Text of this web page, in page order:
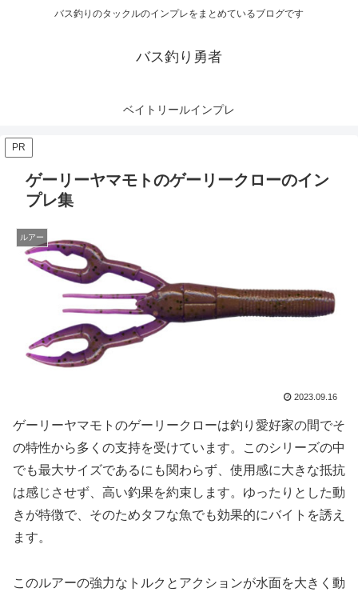
バス釣りのタックルのインプレをまとめているブログです
バス釣り勇者
ベイトリールインプレ
PR
ゲーリーヤマモトのゲーリークローのイン
プレ集
ルアー
2023.09.16
ゲーリーヤマモトのゲーリークローは釣り愛好家の間でそ
の特性から多くの支持を受けています。このシリーズの中
でも最大サイズであるにも関わらず、使用感に大きな抵抗
は感じさせず、高い釣果を約束します。ゆったりとした動
きが特徴で、そのためタフな魚でも効果的にバイトを誘え
ます。
このルアーの強力なトルクとアクションが水面を大きく動